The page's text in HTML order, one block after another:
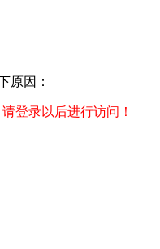
原因：
登录以后进行访问！